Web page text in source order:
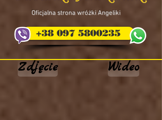
+38 097 5800235
​Oficjalna strona wróżki Angeliki
Zdjęcie Wideo